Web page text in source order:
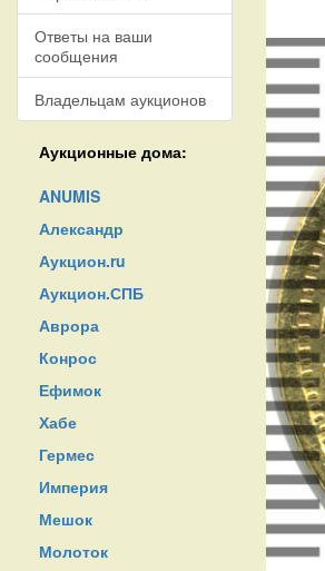
Ответы на ваши
сообщения
Владельцам аукционов
Аукционные дома:
ANUMIS
Александр
Аукцион.ru
Аукцион.СПБ
Аврора
Конрос
Ефимок
Хабе
Гермес
Империя
Мешок
Молоток